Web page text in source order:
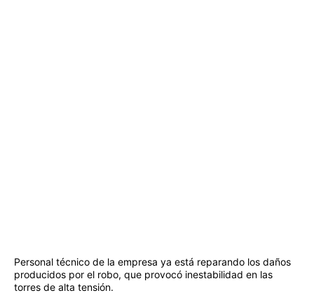
Personal técnico de la empresa ya está reparando los daños
producidos por el robo, que provocó inestabilidad en las
torres de alta tensión.